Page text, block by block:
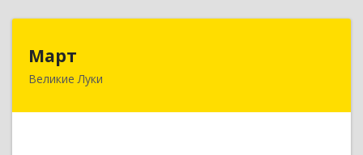
Март
Великие Луки182113, Псковская обл, Великие Луки г,